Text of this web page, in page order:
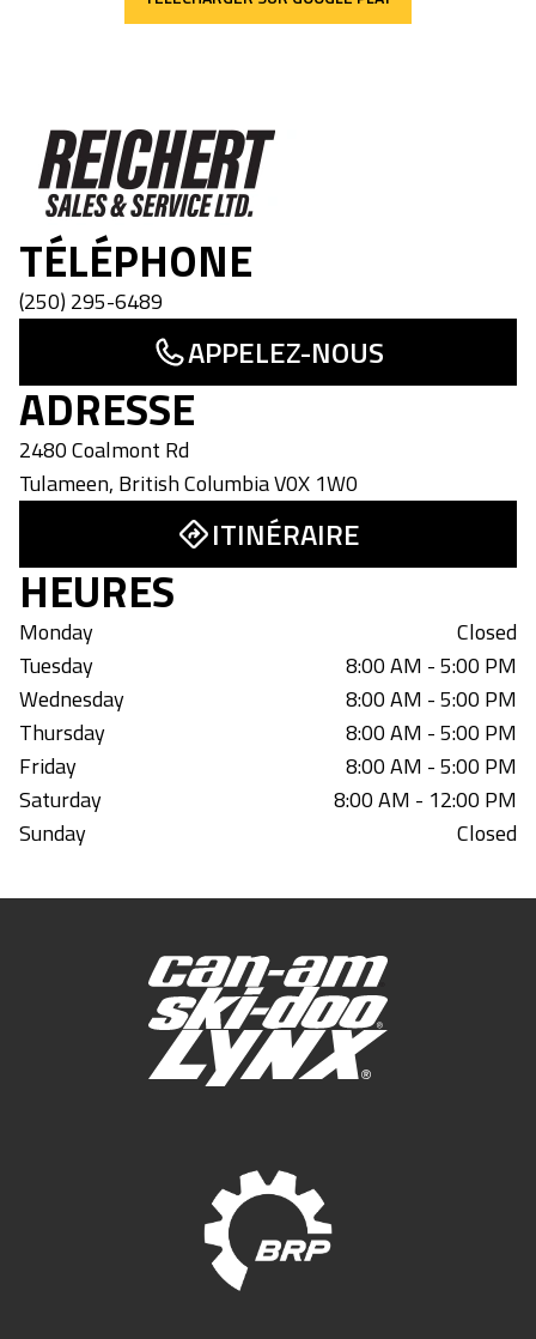
Reichert Sales & Service Ltd
TÉLÉPHONE
(250) 295-6489
APPELEZ-NOUS
ADRESSE
2480 Coalmont Rd
Tulameen, British ColumbiaV0X 1W0
ITINÉRAIRE
HEURES
Monday
Closed
Tuesday
8:00 AM - 5:00 PM
Wednesday
8:00 AM - 5:00 PM
Thursday
8:00 AM - 5:00 PM
Friday
8:00 AM - 5:00 PM
Saturday
8:00 AM - 12:00 PM
Sunday
Closed